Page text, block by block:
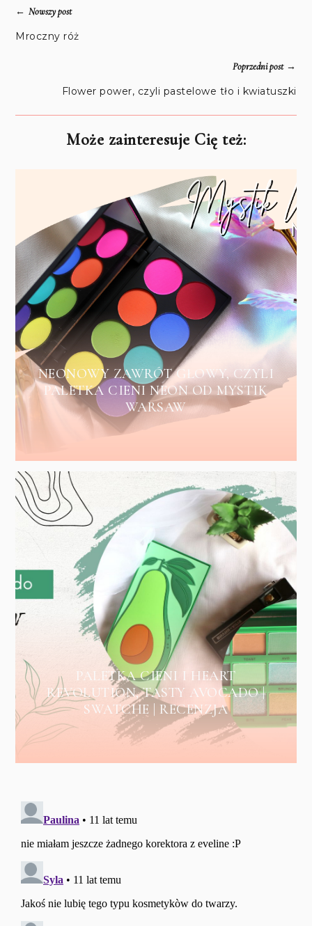
←Nowszy post
Mroczny róż
Poprzedni post→
Flower power, czyli pastelowe tło i kwiatuszki
Może zainteresuje Cię też:
NEONOWY ZAWRÓT GŁOWY, CZYLI
PALETKA CIENI NEON OD MYSTIK
WARSAW
PALETKA CIENI I HEART
REVOLUTION, TASTY AVOCADO |
SWATCHE | RECENZJA